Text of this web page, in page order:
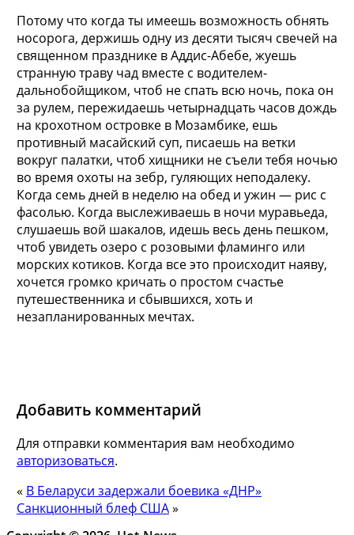
Потому что когда ты имеешь возможность обнять
носорога, держишь одну из десяти тысяч свечей на
священном празднике в Аддис-Абебе, жуешь
странную траву чад вместе с водителем-
дальнобойщиком, чтоб не спать всю ночь, пока он
за рулем, пережидаешь четырнадцать часов дождь
на крохотном островке в Мозамбике, ешь
противный масайский суп, писаешь на ветки
вокруг палатки, чтоб хищники не съели тебя ночью
во время охоты на зебр, гуляющих неподалеку.
Когда семь дней в неделю на обед и ужин — рис с
фасолью. Когда выслеживаешь в ночи муравьеда,
слушаешь вой шакалов, идешь весь день пешком,
чтоб увидеть озеро с розовыми фламинго или
морских котиков. Когда все это происходит наяву,
хочется громко кричать о простом счастье
путешественника и сбывшихся, хоть и
незапланированных мечтах.
Добавить комментарий
Для отправки комментария вам необходимо
авторизоваться.
« В Беларуси задержали боевика «ДНР»
Санкционный блеф США»